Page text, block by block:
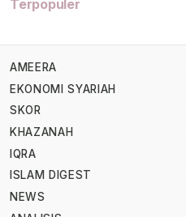
Terpopuler
AMEERA
EKONOMI SYARIAH
SKOR
KHAZANAH
IQRA
ISLAM DIGEST
NEWS